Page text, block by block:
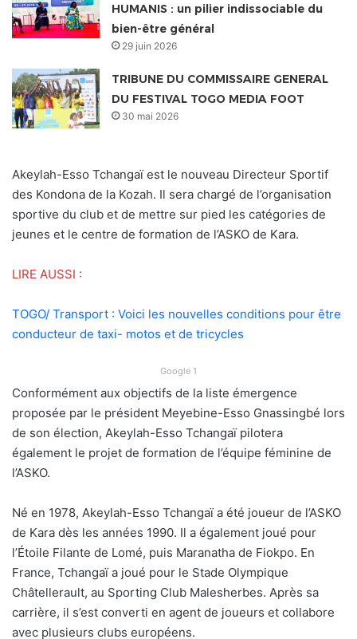
HUMANIS : un pilier indissociable du
bien-être général
29 juin 2026
TRIBUNE DU COMMISSAIRE GENERAL
DU FESTIVAL TOGO MEDIA FOOT
30 mai 2026
Akeylah-Esso Tchangaï est le nouveau Directeur Sportif
des Kondona de la Kozah. Il sera chargé de l’organisation
sportive du club et de mettre sur pied les catégories de
jeunes et le centre de formation de l’ASKO de Kara.
LIRE AUSSI :
TOGO/ Transport : Voici les nouvelles conditions pour être
conducteur de taxi- motos et de tricycles
Google 1
Conformément aux objectifs de la liste émergence
proposée par le président Meyebine-Esso Gnassingbé lors
de son élection, Akeylah-Esso Tchangaï pilotera
également le projet de formation de l’équipe féminine de
l’ASKO.
Né en 1978, Akeylah-Esso Tchangaï a été joueur de l’ASKO
de Kara dès les années 1990. Il a également joué pour
l’Étoile Filante de Lomé, puis Maranatha de Fiokpo. En
France, Tchangaï a joué pour le Stade Olympique
Châtellerault, au Sporting Club Malesherbes. Après sa
carrière, il s’est converti en agent de joueurs et collabore
avec plusieurs clubs européens.